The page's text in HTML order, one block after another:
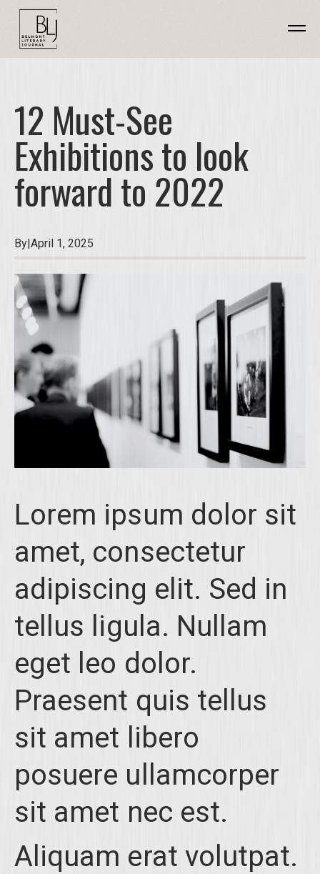
12 Must-See
Exhibitions to look
forward to 2022
By|April 1, 2025
Lorem ipsum dolor sit
amet, consectetur
adipiscing elit. Sed in
tellus ligula. Nullam
eget leo dolor.
Praesent quis tellus
sit amet libero
posuere ullamcorper
sit amet nec est.
Aliquam erat volutpat.